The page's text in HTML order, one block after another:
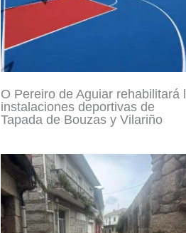
O Pereiro de Aguiar rehabilitará
instalaciones deportivas de
Tapada de Bouzas y Vilariño